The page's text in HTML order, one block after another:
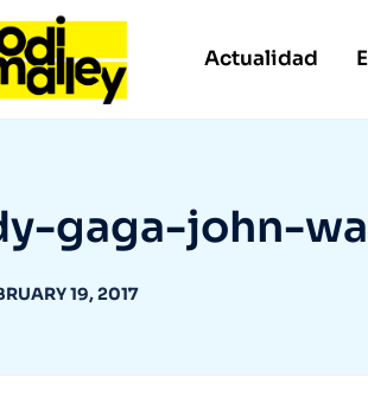
Actualidad
gaga-john-
19, 2017